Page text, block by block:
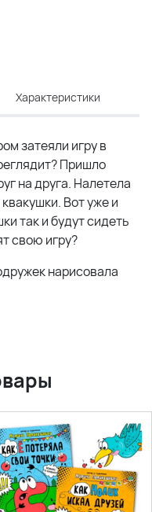
Характеристики
затеяли игру в
Пришло
на друга. Налетела
Вот уже и
так и будут сидеть
свою игру?
нарисовала